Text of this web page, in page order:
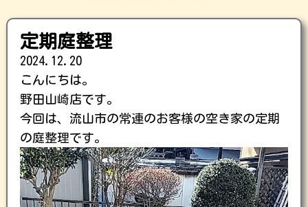
定期庭整理
2024.12.20
こんにちは。
野田山崎店です。
今回は、流山市の常連のお客様の空き家の定期
の庭整理です。